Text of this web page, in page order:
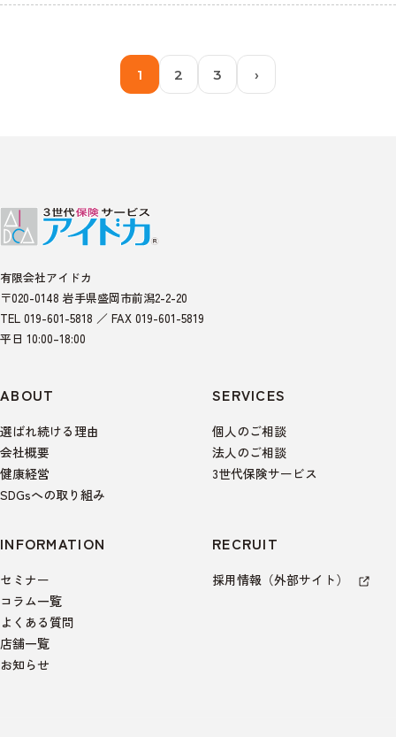
1 2 3 ›
有限会社アイドカ
〒020-0148 岩手県盛岡市前潟2-2-20
TEL 019-601-5818 ／ FAX 019-601-5819
平日 10:00–18:00
ABOUT
選ばれ続ける理由
会社概要
健康経営
SDGsへの取り組み
SERVICES
個人のご相談
法人のご相談
3世代保険サービス
INFORMATION
セミナー
コラム一覧
よくある質問
店舗一覧
お知らせ
RECRUIT
採用情報（外部サイト）